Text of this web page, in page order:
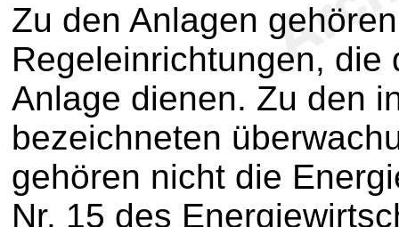
Zu den Anlagen
Regeleinrichtungen, die
Anlage dienen. Zu den
bezeichneten
gehören nicht die
Nr. 15 des